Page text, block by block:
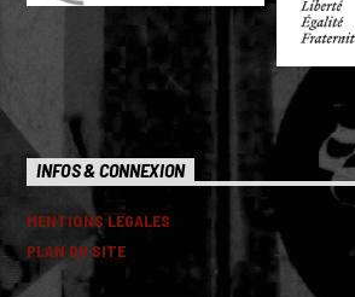
INFOS & CONNEXION
MENTIONS LEGALES
PLAN DU SITE